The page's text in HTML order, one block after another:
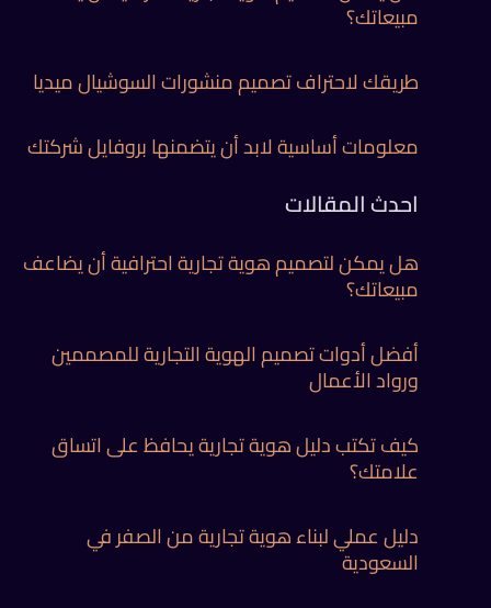
مبيعاتك؟
طريقك لاحتراف تصميم منشورات السوشيال ميديا
معلومات أساسية لابد أن يتضمنها بروفايل شركتك
احدث المقالات
هل يمكن لتصميم هوية تجارية احترافية أن يضاعف
مبيعاتك؟
أفضل أدوات تصميم الهوية التجارية للمصممين
ورواد الأعمال
كيف تكتب دليل هوية تجارية يحافظ على اتساق
علامتك؟
دليل عملي لبناء هوية تجارية من الصفر في
السعودية